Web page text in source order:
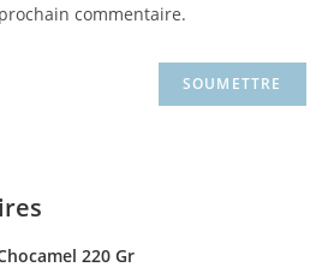
commentaire.
220 Gr